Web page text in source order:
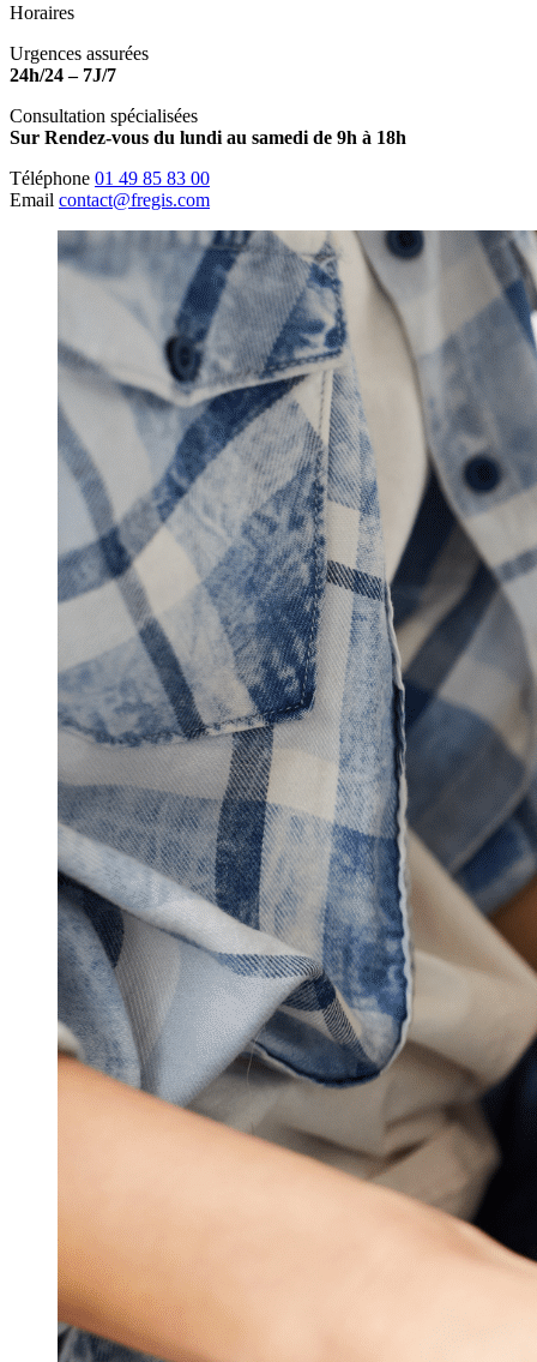
Horaires
Urgences assurées
24h/24 – 7J/7
Consultation spécialisées
Sur Rendez-vous du lundi au samedi de 9h à 18h
Téléphone 01 49 85 83 00
Email contact@fregis.com